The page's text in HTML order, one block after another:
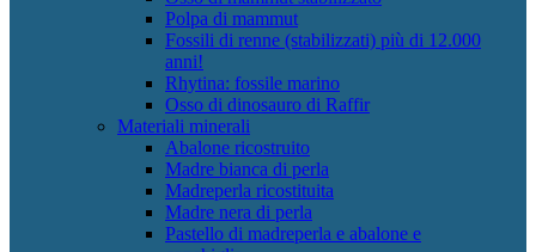
Polpa di mammut
Fossili di renne (stabilizzati) più di 12.000
anni!
Rhytina: fossile marino
Osso di dinosauro di Raffir
Materiali minerali
Abalone ricostruito
Madre bianca di perla
Madreperla ricostituita
Madre nera di perla
Pastello di madreperla e abalone e